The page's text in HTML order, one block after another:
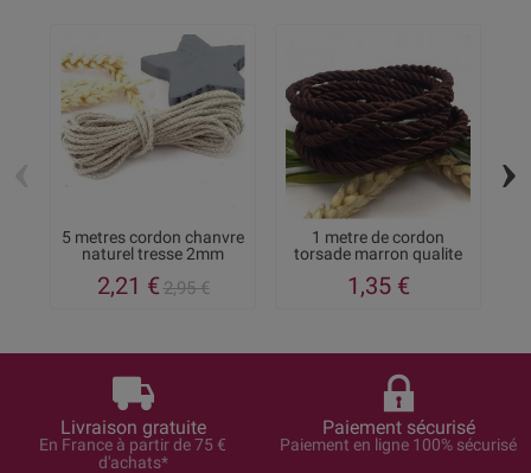
5 metres cordon chanvre
naturel tresse 2mm
2,21 €2,95 €
1 metre de cordon
torsade marron qualite
1,35 €
›
Livraison gratuite
En France à partir de 75 €
d'achats*
Paiement sécurisé
Paiement en ligne 100% sécurisé